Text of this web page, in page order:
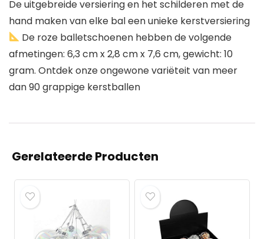
De uitgebreide versiering en het schilderen met de
hand maken van elke bal een unieke kerstversiering
De roze balletschoenen hebben de volgende
afmetingen: 6,3 cm x 2,8 cm x 7,6 cm, gewicht: 10
gram. Ontdek onze ongewone variëteit van meer
dan 90 grappige kerstballen
Gerelateerde Producten